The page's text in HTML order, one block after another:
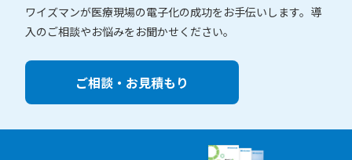
ワイズマンが医療現場の電子化の成功をお手伝いします。 導
入のご相談やお悩みをお聞かせください。
ご相談・お見積もり